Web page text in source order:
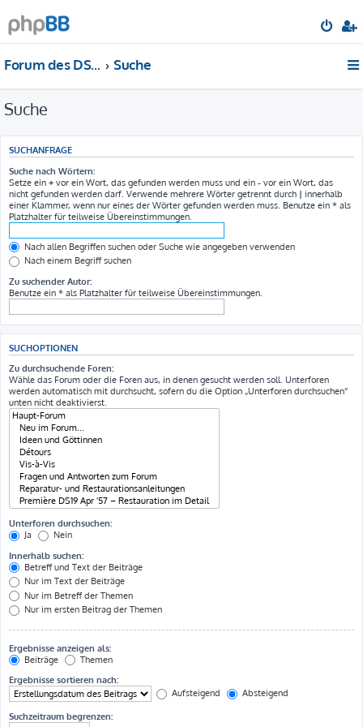
Forum des DS-Club Deutschland e.V. Suche
Suche
SUCHANFRAGE
Suche nach Wörtern:
Setze ein + vor ein Wort, das gefunden werden muss und ein - vor ein Wort, das
nicht gefunden werden darf. Verwende mehrere Wörter getrennt durch | innerhalb
einer Klammer, wenn nur eines der Wörter gefunden werden muss. Benutze ein * als
Platzhalter für teilweise Übereinstimmungen.
Nach allen Begriffen suchen oder Suche wie angegeben verwenden
Nach einem Begriff suchen
Zu suchender Autor:
Benutze ein * als Platzhalter für teilweise Übereinstimmungen.
SUCHOPTIONEN
Zu durchsuchende Foren:
Wähle das Forum oder die Foren aus, in denen gesucht werden soll. Unterforen
werden automatisch mit durchsucht, sofern du die Option „Unterforen durchsuchen“
unten nicht deaktivierst.
Unterforen durchsuchen:
Ja
Nein
Innerhalb suchen:
Betreff und Text der Beiträge
Nur im Text der Beiträge
Nur im Betreff der Themen
Nur im ersten Beitrag der Themen
Ergebnisse anzeigen als:
Beiträge
Themen
Ergebnisse sortieren nach:
Aufsteigend
Absteigend
Suchzeitraum begrenzen: